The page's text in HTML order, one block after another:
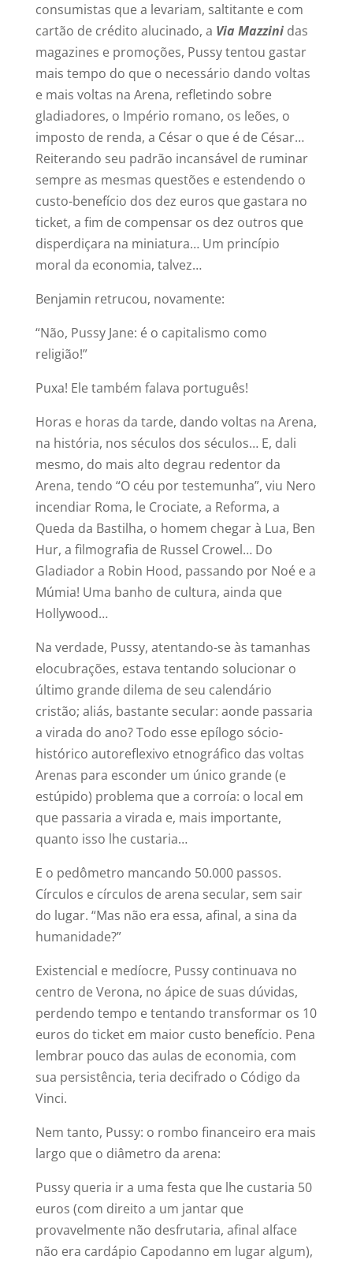
consumistas que a levariam, saltitante e com
cartão de crédito alucinado, a Via Mazzinidas
magazines e promoções, Pussy tentou gastar
mais tempo do que o necessário dando voltas
e mais voltas na Arena, refletindo sobre
gladiadores, o Império romano, os leões, o
imposto de renda, a César o que é de César…
Reiterando seu padrão incansável de ruminar
sempre as mesmas questões e estendendo o
custo-benefício dos dez euros que gastara no
ticket, a fim de compensar os dez outros que
disperdiçara na miniatura… Um princípio
moral da economia, talvez…
Benjamin retrucou, novamente:
“Não, Pussy Jane: é o capitalismo como
religião!”
Puxa! Ele também falava português!
Horas e horas da tarde, dando voltas na Arena,
na história, nos séculos dos séculos… E, dali
mesmo, do mais alto degrau redentor da
Arena, tendo “O céu por testemunha”, viu Nero
incendiar Roma, le Crociate, a Reforma, a
Queda da Bastilha, o homem chegar à Lua, Ben
Hur, a filmografia de Russel Crowel… Do
Gladiador a Robin Hood, passando por Noé e a
Múmia! Uma banho de cultura, ainda que
Hollywood…
Na verdade, Pussy, atentando-se às tamanhas
elocubrações, estava tentando solucionar o
último grande dilema de seu calendário
cristão; aliás, bastante secular: aonde passaria
a virada do ano? Todo esse epílogo sócio-
histórico autoreflexivo etnográfico das voltas
Arenas para esconder um único grande (e
estúpido) problema que a corroía: o local em
que passaria a virada e, mais importante,
quanto isso lhe custaria…
E o pedômetro mancando 50.000 passos.
Círculos e círculos de arena secular, sem sair
do lugar. “Mas não era essa, afinal, a sina da
humanidade?”
Existencial e medíocre, Pussy continuava no
centro de Verona, no ápice de suas dúvidas,
perdendo tempo e tentando transformar os 10
euros do ticket em maior custo benefício. Pena
lembrar pouco das aulas de economia, com
sua persistência, teria decifrado o Código da
Vinci.
Nem tanto, Pussy: o rombo financeiro era mais
largo que o diâmetro da arena:
Pussy queria ir a uma festa que lhe custaria 50
euros (com direito a um jantar que
provavelmente não desfrutaria, afinal alface
não era cardápio Capodanno em lugar algum),